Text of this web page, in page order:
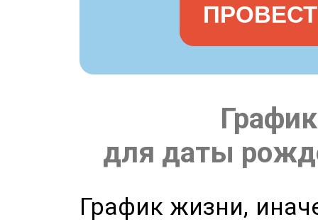
для даты
График жизни,